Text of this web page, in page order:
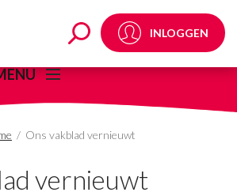
INLOGGEN
/ Ons vakblad vernieuwt
vernieuwt